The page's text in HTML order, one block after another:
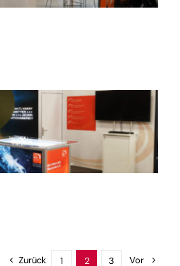
Zurück 1 2 3 Vor